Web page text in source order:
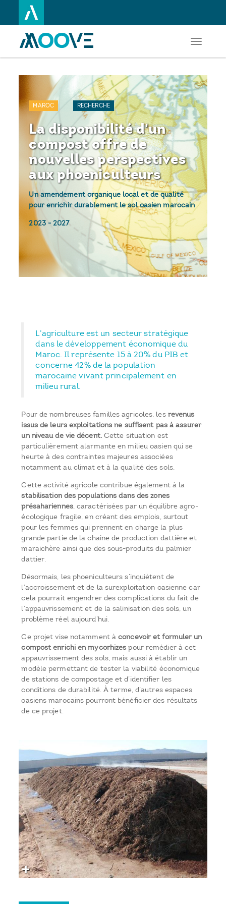
au
principal
Toggle
MAROC RECHERCHE
La disponibilité d'un
compost offre de
nouvelles perspectives
aux phoeniculteurs
Un amendement organique local et de qualité
pour enrichir durablement le sol oasien marocain
2023-2027
L’agriculture est un secteur stratégique
dans le développement économique du
Maroc. Il représente 15 à 20% du PIB et
concerne 42% de la population
marocaine vivant principalement en
milieu rural.
Pour de nombreuses familles agricoles, les revenus
issus de leurs exploitations ne suffisent pas à assurer
un niveau de vie décent.Cette situation est
particulièrement alarmante en milieu oasien qui se
heurte à des contraintes majeures associées
notamment au climat et à la qualité des sols.
Cette activité agricole contribue également à la
stabilisation des populations dans des zones
présahariennes, caractérisées par un équilibre agro-
écologique fragile, en créant des emplois, surtout
pour les femmes qui prennent en charge la plus
grande partie de la chaine de production dattière et
maraichère ainsi que des sous-produits du palmier
dattier.
Désormais, les phoeniculteurs s’inquiètent de
l’accroissement et de la surexploitation oasienne car
cela pourrait engendrer des complications du fait de
l’appauvrissement et de la salinisation des sols, un
problème réel aujourd’hui.
Ce projet vise notamment àconcevoir et formuler un
compost enrichi en mycorhizes pour remédier à cet
appauvrissement des sols, mais aussi à établir un
modèle permettant de tester la viabilité économique
de stations de compostage et d’identifier les
conditions de durabilité. À terme, d’autres espaces
oasiens marocains pourront bénéficier des résultats
de ce projet.